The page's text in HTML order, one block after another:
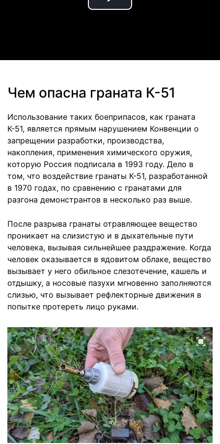
Play
Чем опасна граната К-51
Использование таких боеприпасов, как граната
К-51, является прямым нарушением Конвенции о
запрещении разработки, производства,
накопления, применения химического оружия,
которую Россия подписала в 1993 году. Дело в
том, что воздействие гранаты К-51, разработанной
в 1970 годах, по сравнению с гранатами для
разгона демонстрантов в несколько раз выше.
После разрыва гранаты отравляющее вещество
проникает на слизистую и в дыхательные пути
человека, вызывая сильнейшее раздражение. Когда
человек оказывается в ядовитом облаке, вещество
вызывает у него обильное слезотечение, кашель и
отдышку, а носовые пазухи мгновенно заполняются
слизью, что вызывает рефлекторные движения в
попытке протереть лицо руками.